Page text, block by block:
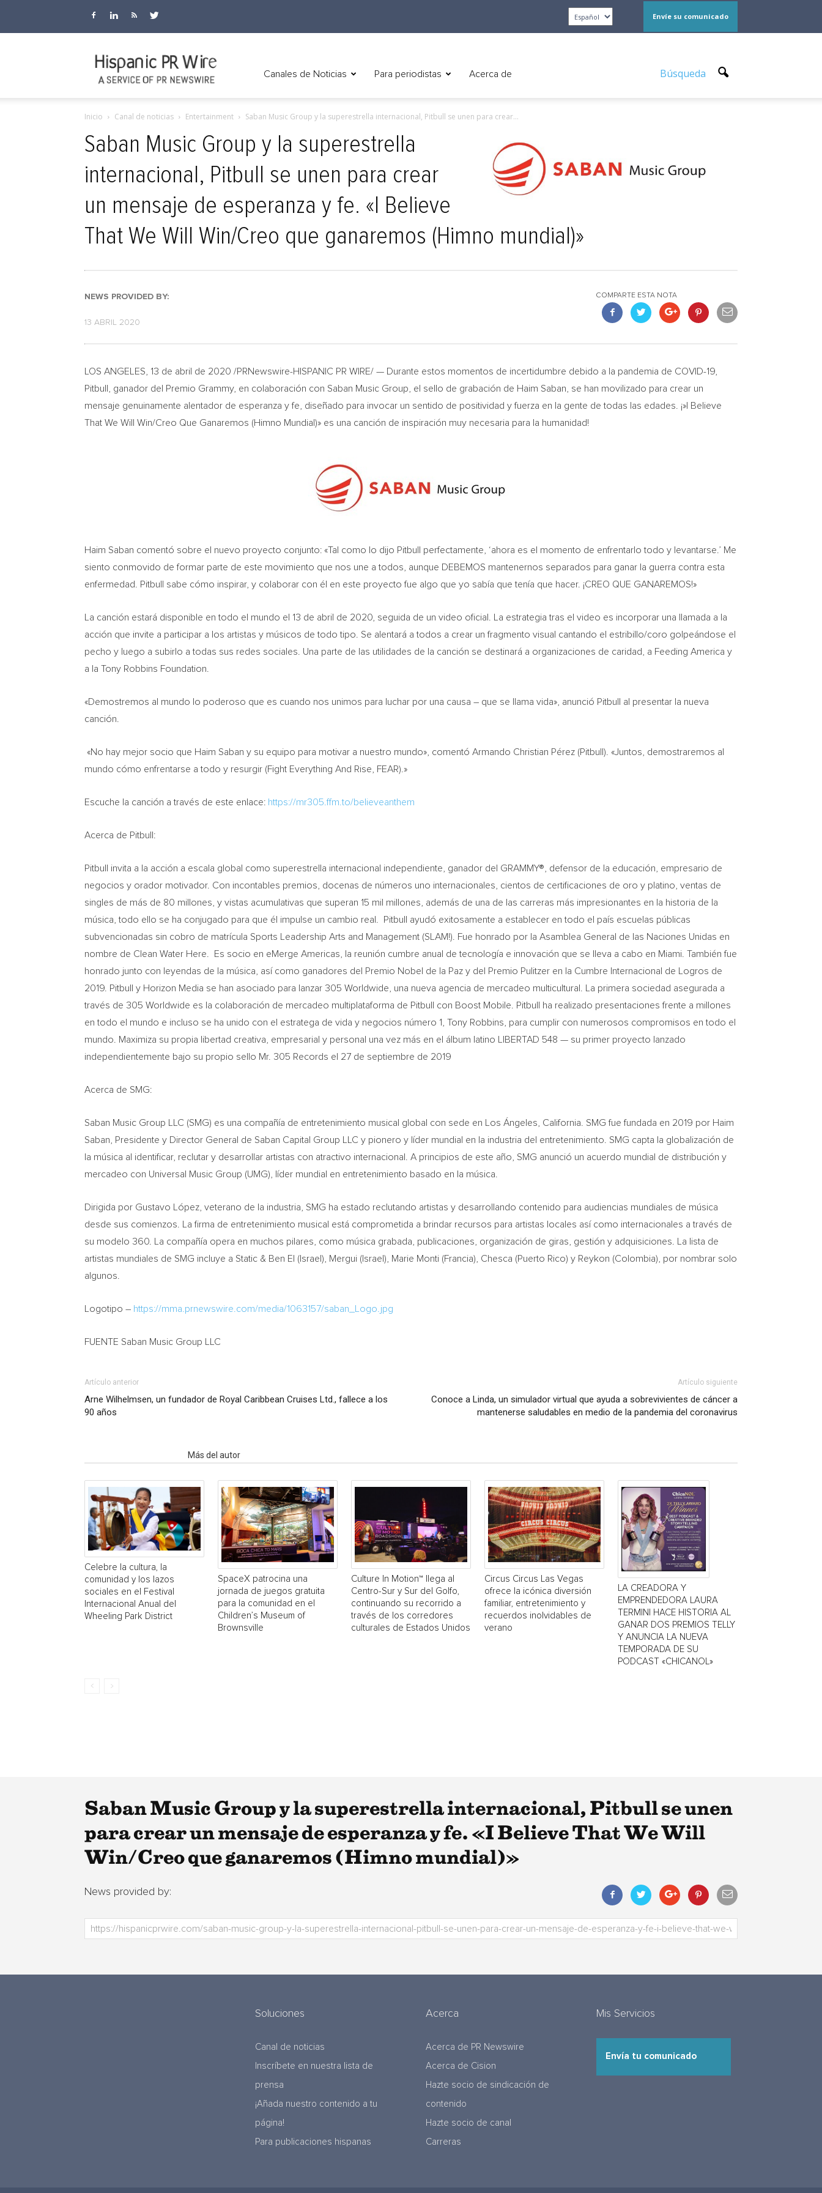
Envíe su comunicado
Canales de Noticias Para periodistas Acerca de Búsqueda
Inicio Canal de noticias Entertainment Saban Music Group y la superestrella internacional, Pitbull se unen para crear...
Saban Music Group y la superestrella
internacional, Pitbull se unen para crear
un mensaje de esperanza y fe. «I Believe
That We Will Win/Creo que ganaremos (Himno mundial)»
NEWS PROVIDED BY:
13 ABRIL 2020
COMPARTE ESTA NOTA
LOS ANGELES , 13 de abril de 2020 /PRNewswire-HISPANIC PR WIRE/ — Durante estos momentos de incertidumbre debido a la pandemia de COVID-19,
Pitbull, ganador del Premio Grammy, en colaboración con Saban Music Group, el sello de grabación de Haim Saban , se han movilizado para crear un
mensaje genuinamente alentador de esperanza y fe, diseñado para invocar un sentido de positividad y fuerza en la gente de todas las edades. ¡»I Believe
That We Will Win/Creo Que Ganaremos (Himno Mundial)» es una canción de inspiración muy necesaria para la humanidad!
Haim Saban comentó sobre el nuevo proyecto conjunto: «Tal como lo dijo Pitbull perfectamente, ‘ahora es el momento de enfrentarlo todo y levantarse.’ Me
siento conmovido de formar parte de este movimiento que nos une a todos, aunque DEBEMOS mantenernos separados para ganar la guerra contra esta
enfermedad. Pitbull sabe cómo inspirar, y colaborar con él en este proyecto fue algo que yo sabía que tenía que hacer. ¡CREO QUE GANAREMOS!»
La canción estará disponible en todo el mundo el 13 de abril de 2020, seguida de un video oficial. La estrategia tras el video es incorporar una llamada a la
acción que invite a participar a los artistas y músicos de todo tipo. Se alentará a todos a crear un fragmento visual cantando el estribillo/coro golpeándose el
pecho y luego a subirlo a todas sus redes sociales. Una parte de las utilidades de la canción se destinará a organizaciones de caridad, a Feeding America y
a la Tony Robbins Foundation.
«Demostremos al mundo lo poderoso que es cuando nos unimos para luchar por una causa – que se llama vida», anunció Pitbull al presentar la nueva
canción.
«No hay mejor socio que Haim Saban y su equipo para motivar a nuestro mundo», comentó Armando Christian Pérez (Pitbull). «Juntos, demostraremos al
mundo cómo enfrentarse a todo y resurgir (Fight Everything And Rise, FEAR).»
Escuche la canción a través de este enlace: https://mr305.ffm.to/believeanthem
Acerca de Pitbull:
Pitbull invita a la acción a escala global como superestrella internacional independiente, ganador del GRAMMY®, defensor de la educación, empresario de
negocios y orador motivador. Con incontables premios, docenas de números uno internacionales, cientos de certificaciones de oro y platino, ventas de
singles de más de 80 millones, y vistas acumulativas que superan 15 mil millones, además de una de las carreras más impresionantes en la historia de la
música, todo ello se ha conjugado para que él impulse un cambio real. Pitbull ayudó exitosamente a establecer en todo el país escuelas públicas
subvencionadas sin cobro de matrícula Sports Leadership Arts and Management (SLAM!). Fue honrado por la Asamblea General de las Naciones Unidas en
nombre de Clean Water Here. Es socio en eMerge Americas, la reunión cumbre anual de tecnología e innovación que se lleva a cabo en Miami . También fue
honrado junto con leyendas de la música, así como ganadores del Premio Nobel de la Paz y del Premio Pulitzer en la Cumbre Internacional de Logros de
2019. Pitbull y Horizon Media se han asociado para lanzar 305 Worldwide, una nueva agencia de mercadeo multicultural. La primera sociedad asegurada a
través de 305 Worldwide es la colaboración de mercadeo multiplataforma de Pitbull con Boost Mobile. Pitbull ha realizado presentaciones frente a millones
en todo el mundo e incluso se ha unido con el estratega de vida y negocios número 1, Tony Robbins , para cumplir con numerosos compromisos en todo el
mundo. Maximiza su propia libertad creativa, empresarial y personal una vez más en el álbum latino LIBERTAD 548 — su primer proyecto lanzado
independientemente bajo su propio sello Mr. 305 Records el 27 de septiembre de 2019
Acerca de SMG:
Saban Music Group LLC (SMG) es una compañía de entretenimiento musical global con sede en Los Ángeles, California . SMG fue fundada en 2019 por Haim
Saban , Presidente y Director General de Saban Capital Group LLC y pionero y líder mundial en la industria del entretenimiento. SMG capta la globalización de
la música al identificar, reclutar y desarrollar artistas con atractivo internacional. A principios de este año, SMG anunció un acuerdo mundial de distribución y
mercadeo con Universal Music Group (UMG), líder mundial en entretenimiento basado en la música.
Dirigida por Gustavo López, veterano de la industria, SMG ha estado reclutando artistas y desarrollando contenido para audiencias mundiales de música
desde sus comienzos. La firma de entretenimiento musical está comprometida a brindar recursos para artistas locales así como internacionales a través de
su modelo 360. La compañía opera en muchos pilares, como música grabada, publicaciones, organización de giras, gestión y adquisiciones. La lista de
artistas mundiales de SMG incluye a Static & Ben El ( Israel ), Mergui ( Israel ), Marie Monti (Francia), Chesca (Puerto Rico) y Reykon (Colombia), por nombrar solo
algunos.
Logotipo – https://mma.prnewswire.com/media/1063157/saban_Logo.jpg
FUENTE Saban Music Group LLC
Artículo anterior
Arne Wilhelmsen, un fundador de Royal Caribbean Cruises Ltd., fallece a los
90 años
Artículo siguiente
Conoce a Linda, un simulador virtual que ayuda a sobrevivientes de cáncer a
mantenerse saludables en medio de la pandemia del coronavirus
Más del autor
Celebre la cultura, la
comunidad y los lazos
sociales en el Festival
Internacional Anual del
Wheeling Park District
SpaceX patrocina una
jornada de juegos gratuita
para la comunidad en el
Children’s Museum of
Brownsville
Culture In Motion™ llega al
Centro-Sur y Sur del Golfo,
continuando su recorrido a
través de los corredores
culturales de Estados Unidos
Circus Circus Las Vegas
ofrece la icónica diversión
familiar, entretenimiento y
recuerdos inolvidables de
verano
LA CREADORA Y
EMPRENDEDORA LAURA
TERMINI HACE HISTORIA AL
GANAR DOS PREMIOS TELLY
Y ANUNCIA LA NUEVA
TEMPORADA DE SU
PODCAST «CHICANOL»
Saban Music Group y la superestrella internacional, Pitbull se unen
para crear un mensaje de esperanza y fe. «I Believe That We Will
Win/Creo que ganaremos (Himno mundial)»
News provided by:
Soluciones
Canal de noticias
Inscríbete en nuestra lista de
prensa
¡Añada nuestro contenido a tu
página!
Para publicaciones hispanas
Acerca
Acerca de PR Newswire
Acerca de Cision
Hazte socio de sindicación de
contenido
Hazte socio de canal
Carreras
Mis Servicios
Envía tu comunicado